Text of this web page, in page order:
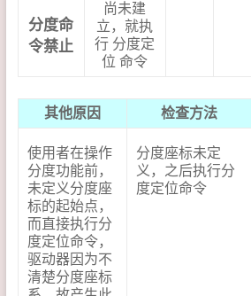
分度命
令禁止
尚未建
立，就执
行 分度定
位 命令
其他原因 检查方法
使用者在操作
分度功能前，
未定义分度座
标的起始点，
而直接执行分
度定位命令，
驱动器因为不
清楚分度座标
分度座标未定
义，之后执行分
度定位命令